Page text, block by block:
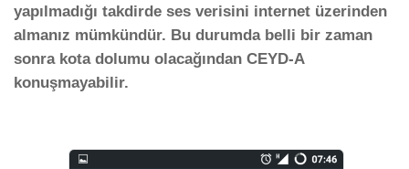
yapılmadığı takdirde ses verisini internet üzerinden
almanız mümkündür. Bu durumda belli bir zaman
sonra kota dolumu olacağından CEYD-A
konuşmayabilir.